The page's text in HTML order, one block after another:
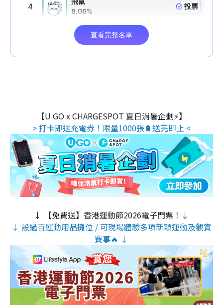
【U GO x CHARGESPOT 夏日消暑企劃⚡】
> 打卡即送充電券！限量1000張🔋送完即止 <
↓ 【免費送】香港運動節2026電子門票！↓
↓ 設過百運動用品攤位 / 可現場體驗多項新穎運動及觀賞
賽事🔥 ↓